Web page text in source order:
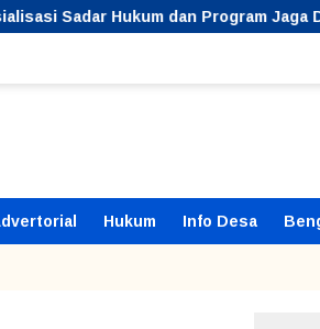
Hukum dan Program Jaga Desa,
Hukum Info Desa